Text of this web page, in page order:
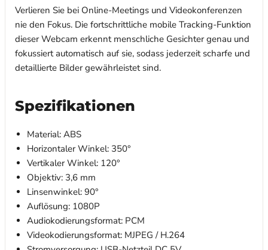
Verlieren Sie bei Online-Meetings und Videokonferenzen
nie den Fokus. Die fortschrittliche mobile Tracking-Funktion
dieser Webcam erkennt menschliche Gesichter genau und
fokussiert automatisch auf sie, sodass jederzeit scharfe und
detaillierte Bilder gewährleistet sind.
Spezifikationen
Material: ABS
Horizontaler Winkel: 350°
Vertikaler Winkel: 120°
Objektiv: 3,6 mm
Linsenwinkel: 90°
Auflösung: 1080P
Audiokodierungsformat: PCM
Videokodierungsformat: MJPEG / H.264